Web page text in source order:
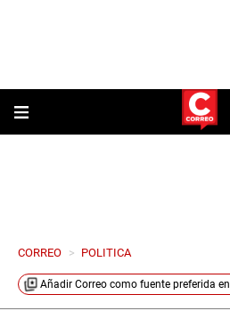
CORREO > POLITICA
Añadir Correo como fuente preferida en